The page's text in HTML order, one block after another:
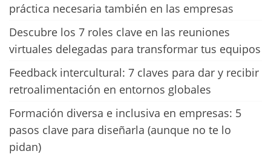
práctica necesaria también en las empresas
Descubre los 7 roles clave en las reuniones
virtuales delegadas para transformar tus equipos
Feedback intercultural: 7 claves para dar y recibir
retroalimentación en entornos globales
Formación diversa e inclusiva en empresas: 5
pasos clave para diseñarla (aunque no te lo
pidan)